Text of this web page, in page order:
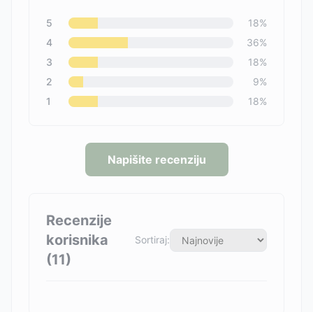
5 18%
4
36%
3
18%
2
9%
1
18%
Napišite recenziju
Recenzije
korisnika
(11)
Sortiraj: